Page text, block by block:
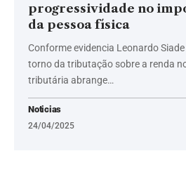
progressividade no
da pessoa física
Conforme evidencia Leonardo
torno da tributação sobre a renda
tributária abrange…
Noticias
24/04/2025